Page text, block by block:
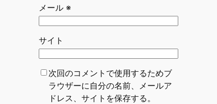
メール ※
サイト
次回のコメントで使用するためブ
ラウザーに自分の名前、メールア
ドレス、サイトを保存する。